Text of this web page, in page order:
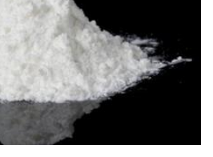
ПОДРОБНЕЕ